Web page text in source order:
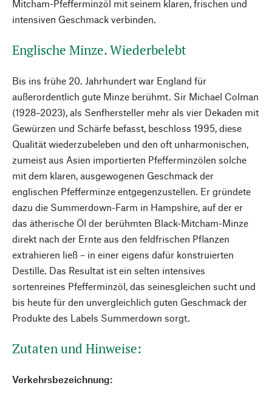
Mitcham-Pfefferminzöl mit seinem klaren, frischen und
intensiven Geschmack verbinden.
Englische Minze. Wiederbelebt
Bis ins frühe 20. Jahrhundert war England für
außerordentlich gute Minze berühmt. Sir Michael Colman
(1928–2023), als Senfhersteller mehr als vier Dekaden mit
Gewürzen und Schärfe befasst, beschloss 1995, diese
Qualität wiederzubeleben und den oft unharmonischen,
zumeist aus Asien importierten Pfefferminzölen solche
mit dem klaren, ausgewogenen Geschmack der
englischen Pfefferminze entgegenzustellen. Er gründete
dazu die Summerdown-Farm in Hampshire, auf der er
das ätherische Öl der berühmten Black-Mitcham-Minze
direkt nach der Ernte aus den feldfrischen Pflanzen
extrahieren ließ – in einer eigens dafür konstruierten
Destille. Das Resultat ist ein selten intensives
sortenreines Pfefferminzöl, das seinesgleichen sucht und
bis heute für den unvergleichlich guten Geschmack der
Produkte des Labels Summerdown sorgt.
Zutaten und Hinweise:
Verkehrsbezeichnung: